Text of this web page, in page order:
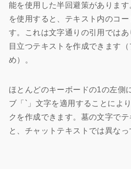
能を使用した半回避策がありま
を使用すると、テキスト内のコ
す。これは文字通りの引用では
目立つテキストを作成できます
め）。
ほとんどのキーボードの1の左側
ブ「`」文字を適用することによ
クを作成できます。墓の文字で
と、チャットテキストでは異なっ